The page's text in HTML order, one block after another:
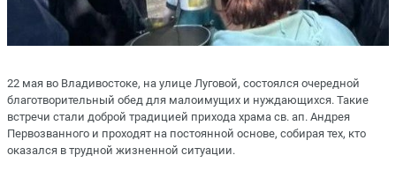
22 мая во Владивостоке, на улице Луговой, состоялся очередной
благотворительный обед для малоимущих и нуждающихся. Такие
встречи стали доброй традицией прихода храма св. ап. Андрея
Первозванного и проходят на постоянной основе, собирая тех, кто
оказался в трудной жизненной ситуации.